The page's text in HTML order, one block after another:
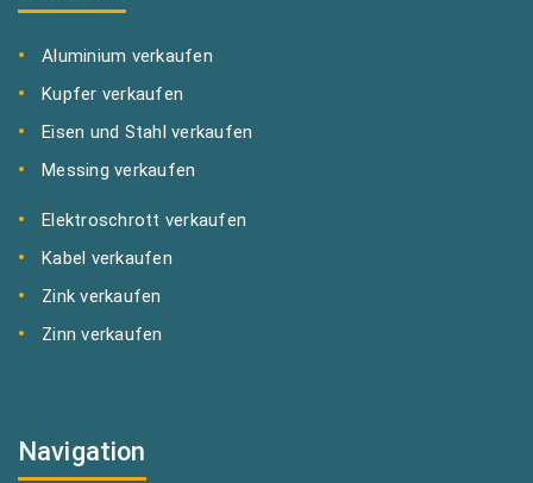
Aluminium verkaufen
Kupfer verkaufen
Eisen und Stahl verkaufen
Messing verkaufen
Elektroschrott verkaufen
Kabel verkaufen
Zink verkaufen
Zinn verkaufen
Navigation